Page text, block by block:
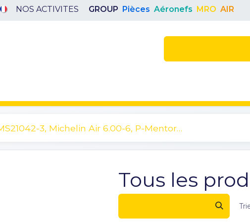
NOS ACTIVITES GROUP Pièces Aéronefs MRO AIR
Tous les